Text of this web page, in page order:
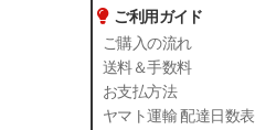
ご利用ガイド
ご購入の流れ
送料＆手数料
お支払方法
ヤマト運輸 配達日数表